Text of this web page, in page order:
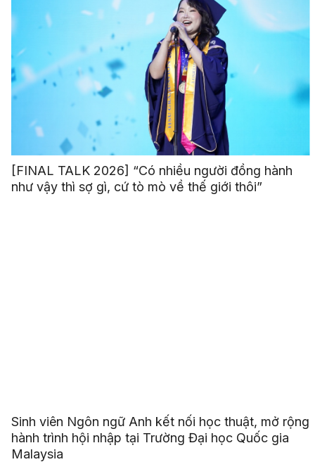
[FINAL TALK 2026] “Có nhiều người đồng hành
như vậy thì sợ gì, cứ tò mò về thế giới thôi”
Sinh viên Ngôn ngữ Anh kết nối học thuật, mở rộng
hành trình hội nhập tại Trường Đại học Quốc gia
Malaysia